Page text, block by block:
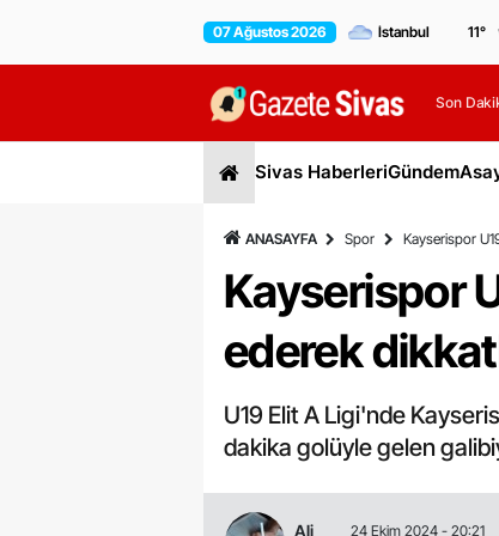
07 Ağustos 2026 11°
Son
Sivas HaberleriGündem
ANASAYFA Spor Kayserispor
Kayserispor
ederek
U19 Elit A Ligi'nde
dakika golüyle gelen
Ali
24 Ekim 2024 - 20:21